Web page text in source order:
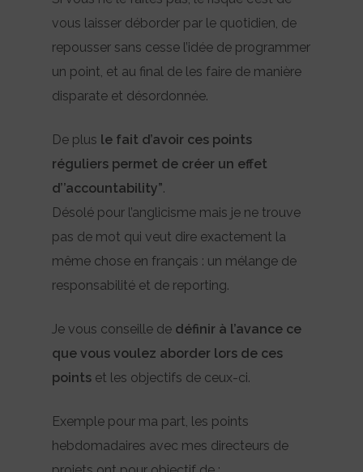
vous laisser déborder par le quotidien, de
repousser sans cesse l’idée de programmer
un point, et au final de les faire de manière
disparate et désordonnée.
De plus le fait d’avoir ces points
réguliers permet de créer un effet
d’’accountability”.
Désolé pour l’anglicisme mais je ne trouve
pas de mot qui veut dire exactement la
même chose en français : un mélange de
responsabilité et de reporting.
Je vous conseille de définir à l’avance ce
que vous voulez aborder lors de ces
points et les objectifs de ceux-ci.
Exemple pour ma part, les points
hebdomadaires avec mes directeurs de